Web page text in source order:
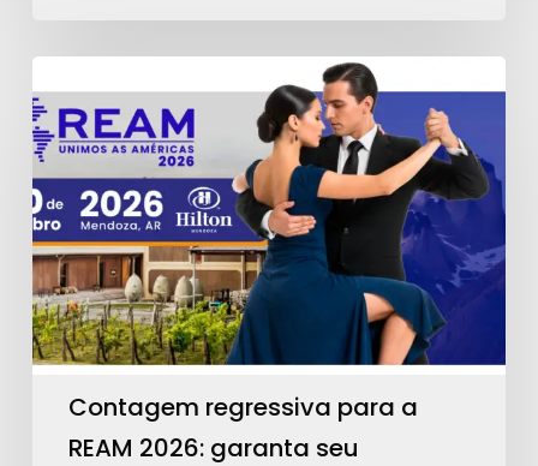
regressiva
para
a
REAM
2026:
garanta
seu
ingresso!
Contagem regressiva para a
REAM 2026: garanta seu